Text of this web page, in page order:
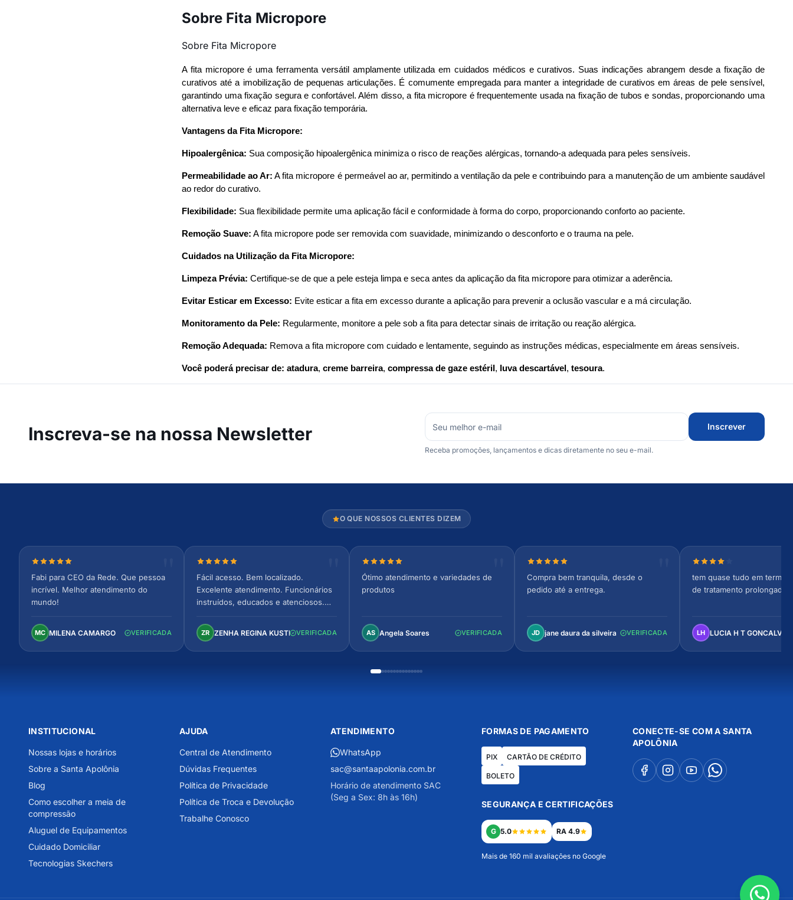
Sobre Fita Micropore
Sobre Fita Micropore
A fita micropore é uma ferramenta versátil amplamente utilizada em cuidados médicos e curativos. Suas indicações abrangem desde a fixação de
curativos até a imobilização de pequenas articulações. É comumente empregada para manter a integridade de curativos em áreas de pele sensível,
garantindo uma fixação segura e confortável. Além disso, a fita micropore é frequentemente usada na fixação de tubos e sondas, proporcionando uma
alternativa leve e eficaz para fixação temporária.
Vantagens da Fita Micropore:
Hipoalergênica: Sua composição hipoalergênica minimiza o risco de reações alérgicas, tornando-a adequada para peles sensíveis.
Permeabilidade ao Ar: A fita micropore é permeável ao ar, permitindo a ventilação da pele e contribuindo para a manutenção de um ambiente saudável
ao redor do curativo.
Flexibilidade: Sua flexibilidade permite uma aplicação fácil e conformidade à forma do corpo, proporcionando conforto ao paciente.
Remoção Suave: A fita micropore pode ser removida com suavidade, minimizando o desconforto e o trauma na pele.
Cuidados na Utilização da Fita Micropore:
Limpeza Prévia: Certifique-se de que a pele esteja limpa e seca antes da aplicação da fita micropore para otimizar a aderência.
Evitar Esticar em Excesso: Evite esticar a fita em excesso durante a aplicação para prevenir a oclusão vascular e a má circulação.
Monitoramento da Pele: Regularmente, monitore a pele sob a fita para detectar sinais de irritação ou reação alérgica.
Remoção Adequada: Remova a fita micropore com cuidado e lentamente, seguindo as instruções médicas, especialmente em áreas sensíveis.
Você poderá precisar de: atadura, creme barreira, compressa de gaze estéril , luva descartável , tesoura.
Inscreva-se na nossa Newsletter Inscrever
Receba promoções, lançamentos e dicas diretamente no seu e-mail.
O QUE NOSSOS CLIENTES DIZEM
Nota 5 de 5 estrelas
Fabi para CEO da Rede. Que pessoa
incrível. Melhor atendimento do
mundo!
MC MILENA CAMARGO VERIFICADA
Nota 5 de 5 estrelas
Fácil acesso. Bem localizado.
Excelente atendimento. Funcionários
instruídos, educados e atenciosos.
confortável. Perfeito!
ZR ZENHA REGINA KUSTERVERIFICADA
Nota 5 de 5 estrelas
Ótimo atendimento e variedades de
produtos
AS Angela Soares VERIFICADA
Nota 5 de 5 estrelas
Compra bem tranquila, desde o
pedido até a entrega.
JD jane daura da silveira VERIFICADA
Nota 4 de 5 estrelas
tem quase tudo em
de tratamento prolongado
LH LUCIA H T GONCALVES
INSTITUCIONAL
Nossas lojas e horários
Sobre a Santa Apolônia
Blog
Como escolher a meia de
compressão
Aluguel de Equipamentos
Cuidado Domiciliar
Tecnologias Skechers
AJUDA
Central de Atendimento
Dúvidas Frequentes
Política de Privacidade
Política de Troca e Devolução
Trabalhe Conosco
ATENDIMENTO
WhatsApp
sac@santaapolonia.com.br
Horário de atendimento SAC
(Seg a Sex: 8h às 16h)
FORMAS DE PAGAMENTO
PIX CARTÃO DE CRÉDITO
BOLETO
SEGURANÇA E CERTIFICAÇÕES
G 5.0 RA 4.9
Mais de 160 mil avaliações no Google
CONECTE-SE COM A SANTA
APOLÔNIA